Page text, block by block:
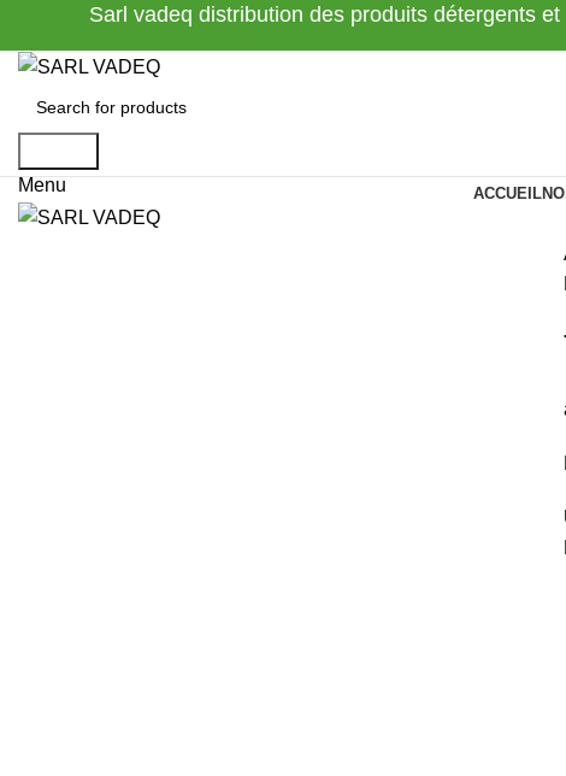
Sarl vadeq distribution des produits détergents
Menu
ACCUEIL